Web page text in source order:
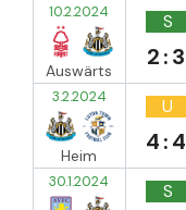
10.2.2024
Auswärts
S
2:3
3.2.2024
Heim
U
4:4
30.1.2024 S